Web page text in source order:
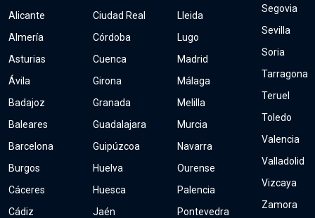
Alicante
Almería
Asturias
Ávila
Badajoz
Baleares
Barcelona
Burgos
Cáceres
Cádiz
Ciudad Real
Córdoba
Cuenca
Girona
Granada
Guadalajara
Guipúzcoa
Huelva
Huesca
Jaén
Lleida
Lugo
Madrid
Málaga
Melilla
Murcia
Navarra
Ourense
Palencia
Pontevedra
Segovia
Sevilla
Soria
Tarragona
Teruel
Toledo
Valencia
Valladolid
Vizcaya
Zamora